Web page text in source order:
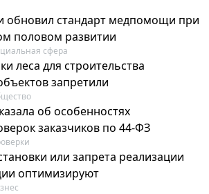
обновил стандарт медпомощи при
половом развитии
сфера
леса для строительства
запретили
об особенностях
заказчиков по 44-ФЗ
или запрета реализации
оптимизируют